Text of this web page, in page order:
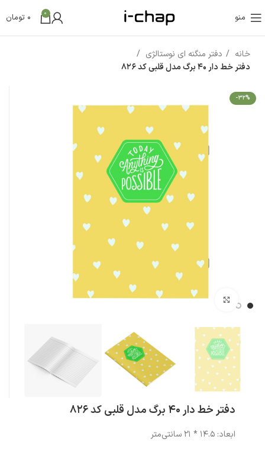
منو 0
0 تومان
خانه
دفتر منگنه ای نوستالژی
دفتر خط دار 40 برگ مدل قلبی کد 826
-32%
بزرگنمایی تصویر
دفتر خط دار 40 برگ مدل قلبی کد 826
ابعاد: 14.5 * 21 سانتی‌متر